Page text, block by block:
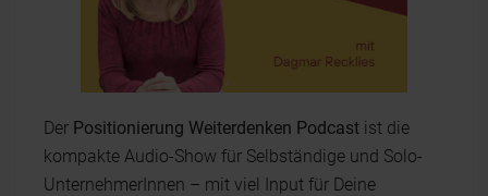
Der Positionierung Weiterdenken Podcast ist die
kompakte Audio-Show für Selbständige und Solo-
UnternehmerInnen – mit viel Input für Deine